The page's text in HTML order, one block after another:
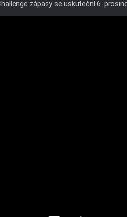
zápasy se uskuteční 6.